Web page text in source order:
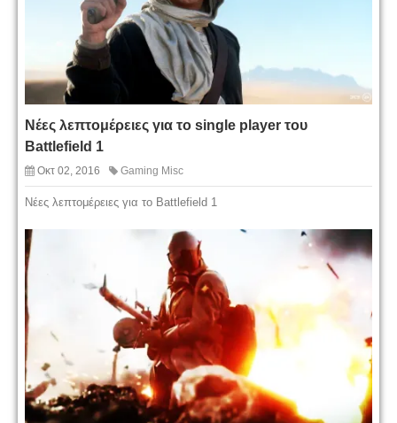
Νέες λεπτομέρειες για το single player του
Battlefield 1
Οκτ 02, 2016 Gaming Misc
Νέες λεπτομέρειες για το Battlefield 1